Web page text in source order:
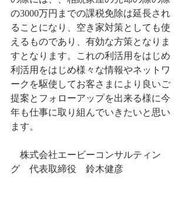
の3000万円までの課税免除は延長され
ることになり、空き家対策としても使
えるものであり、有効な方策となりま
すとなります。これの利活用をはじめ
利活用をはじめ様々な情報やネットワ
ークを駆使してお客さまにより良いご
提案とフォローアップを出来る様に今
年も仕事に取り組んでいきたいと思い
ます。
株式会社エービーコンサルティン
グ　代表取締役　鈴木健彦